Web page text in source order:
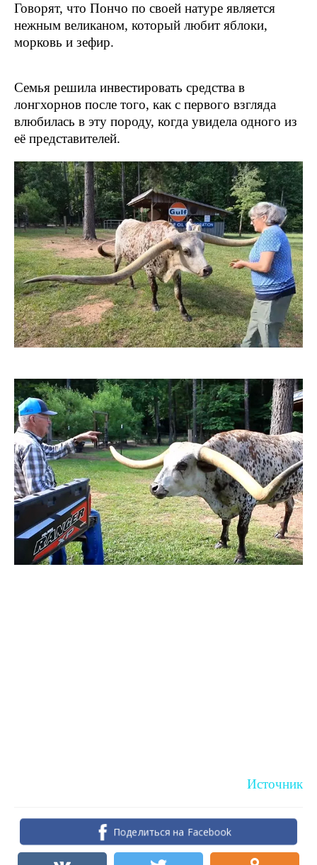
Говорят, что Пончо по своей натуре является
нежным великаном, который любит яблоки,
морковь и зефир.
Семья решила инвестировать средства в
лонгхорнов после того, как с первого взгляда
влюбилась в эту породу, когда увидела одного из
её представителей.
Источник
Поделиться на Facebook